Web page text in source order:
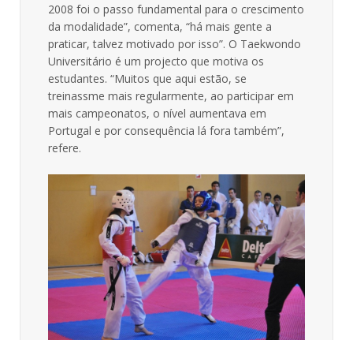
2008 foi o passo fundamental para o crescimento
da modalidade”, comenta, “há mais gente a
praticar, talvez motivado por isso”. O Taekwondo
Universitário é um projecto que motiva os
estudantes. “Muitos que aqui estão, se
treinassme mais regularmente, ao participar em
mais campeonatos, o nível aumentava em
Portugal e por consequência lá fora também”,
refere.